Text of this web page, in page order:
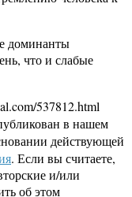
доминанты
что и слабые
537812.html
в нашем
действующей
. Если вы считаете,
и/или
об этом